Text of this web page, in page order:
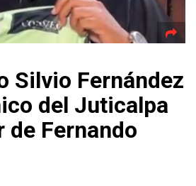
Silvio Fernández
del Juticalpa
de Fernando